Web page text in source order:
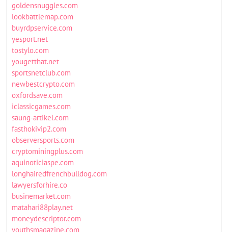
goldensnuggles.com
lookbattlemap.com
buyrdpservice.com
yesport.net
tostylo.com
yougetthat.net
sportsnetclub.com
newbestcrypto.com
oxfordsave.com
iclassicgames.com
saung-artikel.com
fasthokivip2.com
observersports.com
cryptominingplus.com
aquinoticiaspe.com
longhairedfrenchbulldog.com
lawyersforhire.co
businemarket.com
matahari88play.net
moneydescriptor.com
youthsmagazine.com